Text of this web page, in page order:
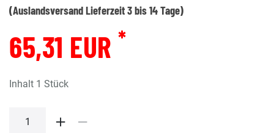
(Auslandsversand Lieferzeit 3 bis 14 Tage)
65,31 EUR *
Inhalt 1 Stück